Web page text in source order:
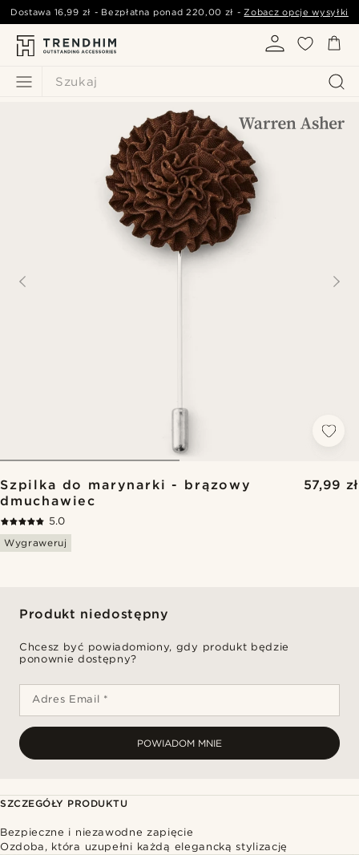
Szukaj
Dostawa 16,99 zł - Bezpłatna ponad220,00 zł -Zobacz opcje wysyłki
Szpilka do marynarki - brązowy
dmuchawiec
57,99 zł
5.0
Wygraweruj
Produkt niedostępny
Chcesz być powiadomiony, gdy produkt będzie
ponownie dostępny?
Adres Email *
POWIADOM MNIE
SZCZEGÓŁY PRODUKTU
Bezpieczne i niezawodne zapięcie
Ozdoba, która uzupełni każdą elegancką stylizację